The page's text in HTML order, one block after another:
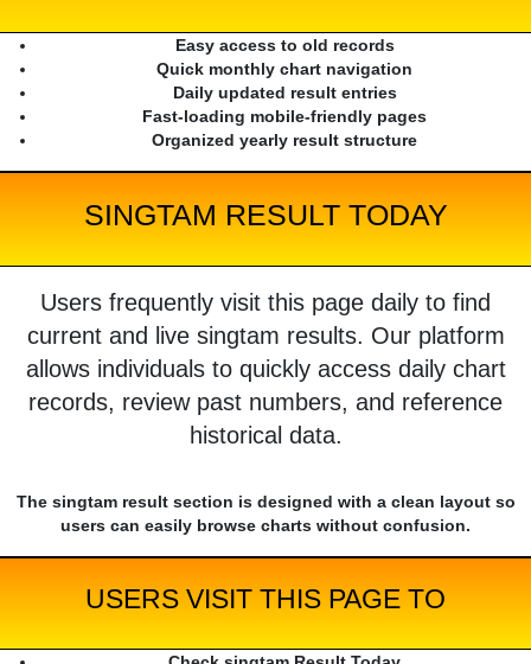
Easy access to old records
Quick monthly chart navigation
Daily updated result entries
Fast-loading mobile-friendly pages
Organized yearly result structure
SINGTAM RESULT TODAY
Users frequently visit this page daily to find
current and live singtam results. Our platform
allows individuals to quickly access daily chart
records, review past numbers, and reference
historical data.
The singtam result section is designed with a clean layout so
users can easily browse charts without confusion.
USERS VISIT THIS PAGE TO